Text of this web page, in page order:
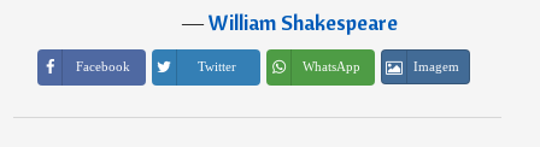
―William Shakespeare
Facebook Twitter WhatsApp Imagem